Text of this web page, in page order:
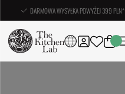
DARMOWA WYSYŁKA POWYŻEJ 399 PLN*